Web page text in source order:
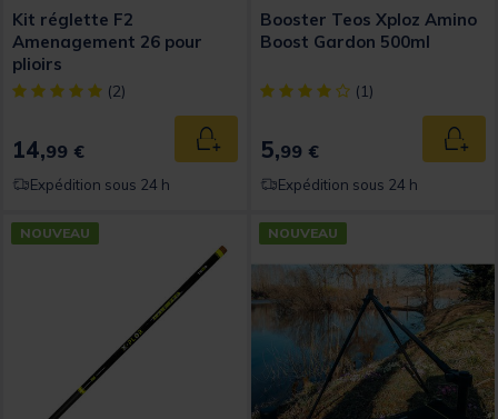
Kit réglette F2
Amenagement 26 pour
plioirs
[object Object] out of 5 Customer Rating
(2)
14,99 € Ajouter au panier
Expédition sous 24 h
Booster Teos Xploz Amino
Boost Gardon 500ml
[object Object] out of 5
(1)
5,99 €
Expédition sous 24 h
NOUVEAU NOUVEAU